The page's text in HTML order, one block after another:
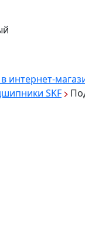
интернет-
SKF